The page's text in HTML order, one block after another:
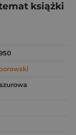
książki